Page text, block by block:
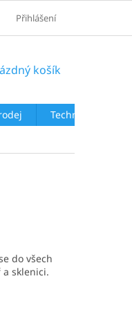
Přihlášení
košík
Technologie
do všech
sklenici.